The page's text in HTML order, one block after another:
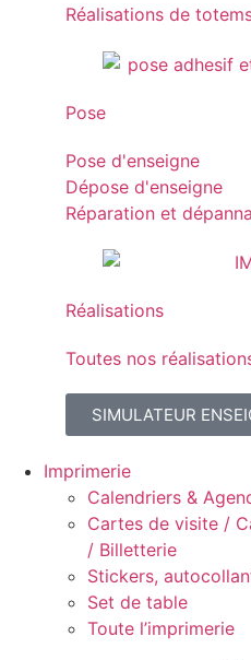
Réalisations de
Pose
Pose d'enseigne
Dépose d'enseigne
Réparation et
Réalisations
Toutes nos
SIMULATEUR
Imprimerie
Calendriers &
Cartes de visite /
/ Billetterie
Stickers,
Set de table
Toute l’imprimerie